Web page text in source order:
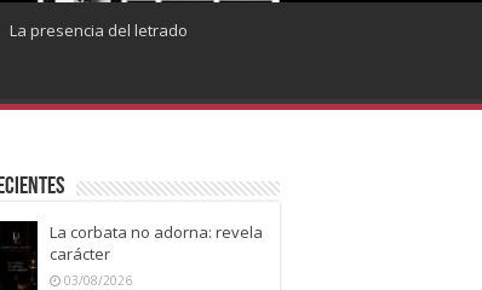
La presencia del letrado
La corbata no adorna: revela
carácter
03/08/2026